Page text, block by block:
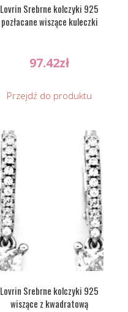
Lovrin Srebrne kolczyki 925
pozłacane wiszące kuleczki
97.42zł
Przejdź do produktu
Lovrin Srebrne kolczyki 925
wiszące z kwadratową